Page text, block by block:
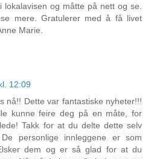
lokalavisen og måtte på nett og se.
mere. Gratulerer med å få livet
Marie.
12:09
nå!! Dette var fantastiske nyheter!!!
kunne feire deg på en måte, for
Takk for at du delte dette selv
personlige innleggene er som
dem og er så glad for at du